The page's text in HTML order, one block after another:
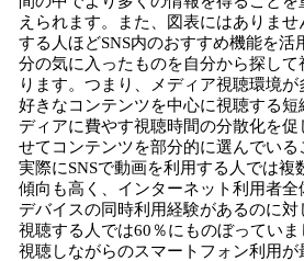
えられます。また、図表にはありま
する人ほどSNS内のおすすめ機能を活
分の気に入ったものを自分から探し
ります。つまり、メディア視聴環境
好きなコンテンツを中心に視聴する短
ディアに費やす視聴時間の分散化を
せてコンテンツを部分的に選んでいる
実際にSNSで動画を利用する人では複
傾向も高く、インターネット利用者全
デバイスの同時利用経験があるのに対
視聴する人では60％にものぼってい
視聴しながらのスマートフォン利用が